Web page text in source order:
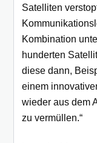
Satelliten
Kombination
hunderten
diese dann,
einem
wieder aus dem
zu vermüllen.“